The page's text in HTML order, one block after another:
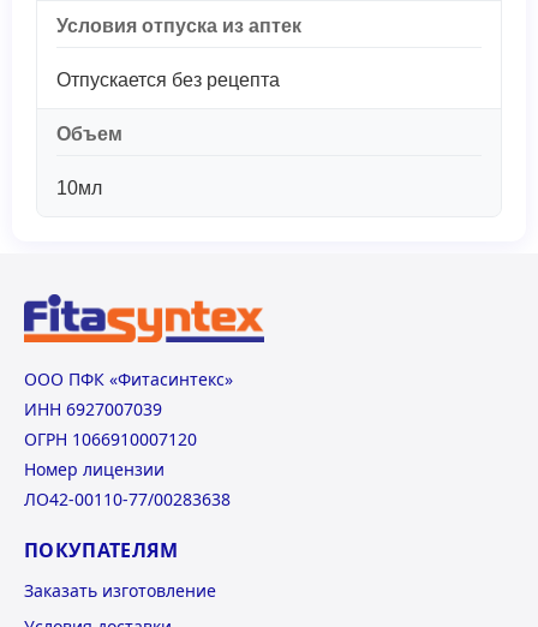
Условия отпуска из аптек
Отпускается без рецепта
Объем
10мл
ООО ПФК «Фитасинтекс»
ИНН 6927007039
ОГРН 1066910007120
Номер лицензии
ЛО42-00110-77/00283638
ПОКУПАТЕЛЯМ
Заказать изготовление